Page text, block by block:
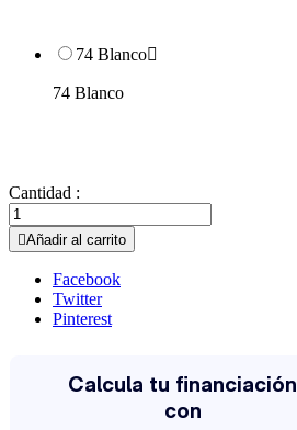
74 Blanco
74 Blanco
Cantidad :
Añadir al carrito
Facebook
Twitter
Pinterest